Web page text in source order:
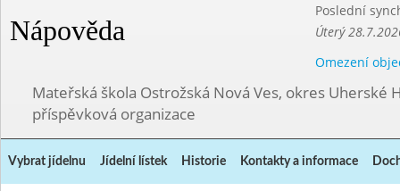
Nápověda
Poslední
Úterý
Omezení
Mateřská škola Ostrožská Nová Ves, okres Uherské
příspěvková organizace
Vybrat jídelnu Jídelní lístek Historie Kontakty a informace